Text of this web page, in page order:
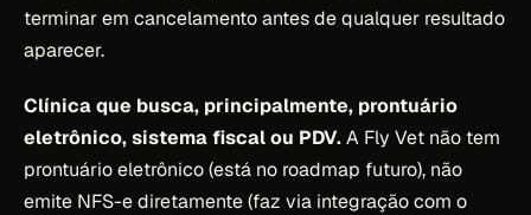
terminar em cancelamento antes de qualquer resultado
aparecer.
Clínica que busca, principalmente, prontuário
eletrônico, sistema fiscal ou PDV.A Fly Vet não tem
prontuário eletrônico (está no roadmap futuro), não
emite NFS-e diretamente (faz via integração com o